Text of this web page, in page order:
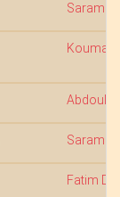
Fatim